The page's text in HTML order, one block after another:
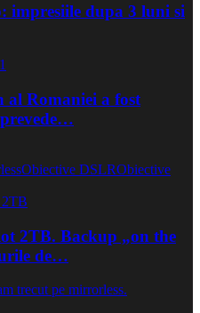
impresiile dupa 3 luni si
al Romaniei a fost
Obiective DSLRObiective
2TB. Backup „on the
de…